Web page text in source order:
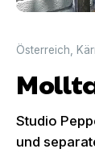
Österreich
Studio
und